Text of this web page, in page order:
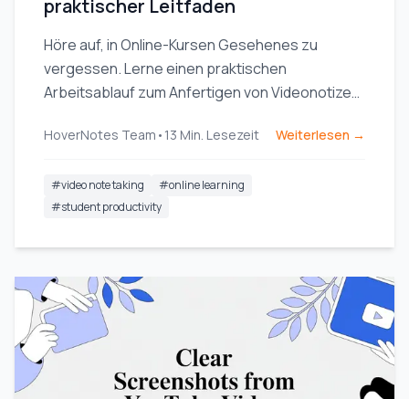
praktischer Leitfaden
Höre auf, in Online-Kursen Gesehenes zu
vergessen. Lerne einen praktischen
Arbeitsablauf zum Anfertigen von Videonotizen,
Wissensbasis integriert.
HoverNotes Team • 13 Min. Lesezeit Weiterlesen →
#video note taking #online learning
#student productivity